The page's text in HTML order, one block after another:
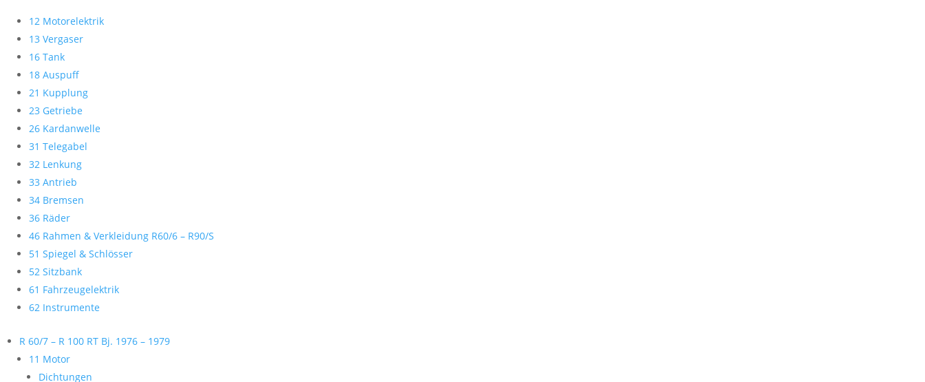
12 Motorelektrik
13 Vergaser
16 Tank
18 Auspuff
21 Kupplung
23 Getriebe
26 Kardanwelle
31 Telegabel
32 Lenkung
33 Antrieb
34 Bremsen
36 Räder
46 Rahmen & Verkleidung R60/6 – R90/S
51 Spiegel & Schlösser
52 Sitzbank
61 Fahrzeugelektrik
62 Instrumente
R 60/7 – R 100 RT Bj. 1976 – 1979
11 Motor
Dichtungen